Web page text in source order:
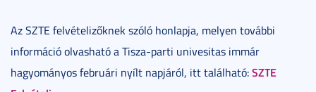
Az SZTE felvételizőknek szóló honlapja, melyen további
információ olvasható a Tisza-parti univesitas immár
hagyományos februári nyílt napjáról, itt található:SZTE